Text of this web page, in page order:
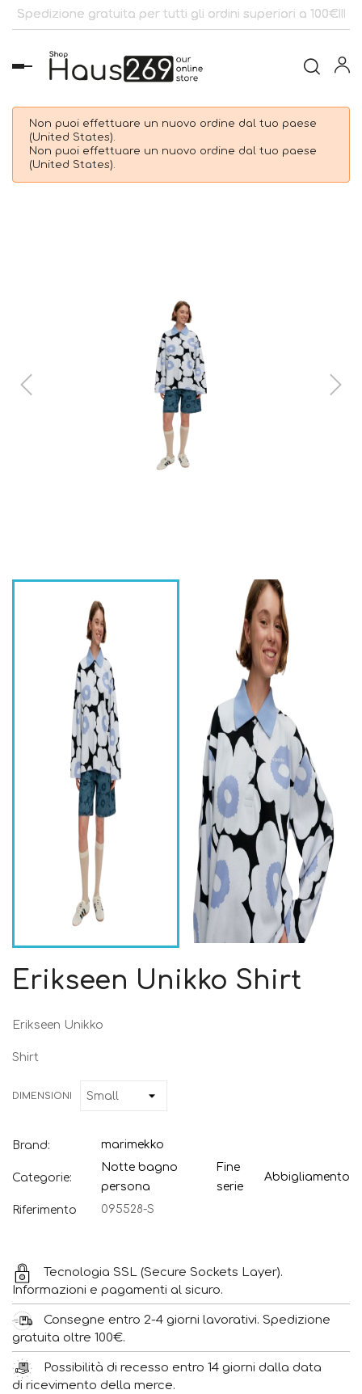
Spedizione gratuita per tutti gli ordini superiori a 100€!!!
navigazione
Non puoi effettuare un nuovo ordine dal tuo paese
(United States).
Non puoi effettuare un nuovo ordine dal tuo paese
(United States).
Erikseen Unikko Shirt
Erikseen Unikko
Shirt
DIMENSIONI
Brand: marimekko
Categorie:
Notte bagno
persona
Fine
serie
Abbigliamento
Riferimento 095528-S
Tecnologia SSL (Secure Sockets Layer).
Informazioni e pagamenti al sicuro.
Consegne entro 2-4 giorni lavorativi. Spedizione
gratuita oltre 100€.
Possibilità di recesso entro 14 giorni dalla data
di ricevimento della merce.